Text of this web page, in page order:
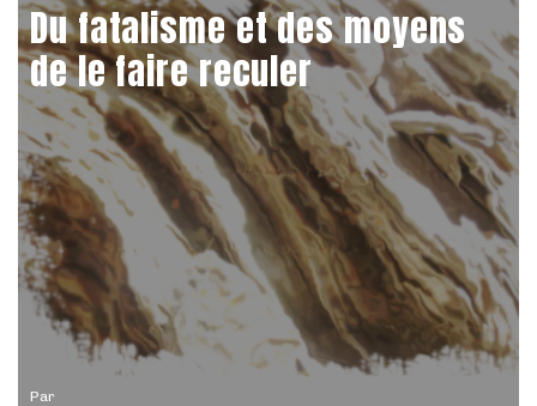
Par
Du fatalisme et des moyens
de le faire reculer